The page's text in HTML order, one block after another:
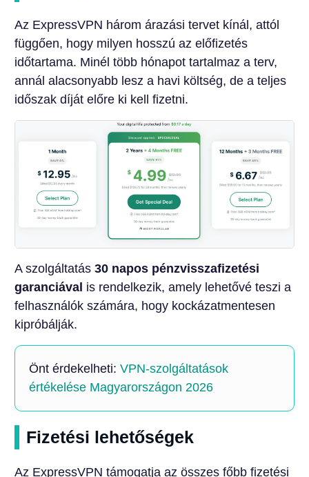
Az ExpressVPN három árazási tervet kínál, attól
függően, hogy milyen hosszú az előfizetés
időtartama. Minél több hónapot tartalmaz a terv,
annál alacsonyabb lesz a havi költség, de a teljes
időszak díját előre ki kell fizetni.
A szolgáltatás 30 napos pénzvisszafizetési
garanciával is rendelkezik, amely lehetővé teszi a
felhasználók számára, hogy kockázatmentesen
kipróbálják.
Önt érdekelheti: VPN-szolgáltatások
értékelése Magyarországon 2026
Fizetési lehetőségek
Az ExpressVPN támogatja az összes főbb fizetési